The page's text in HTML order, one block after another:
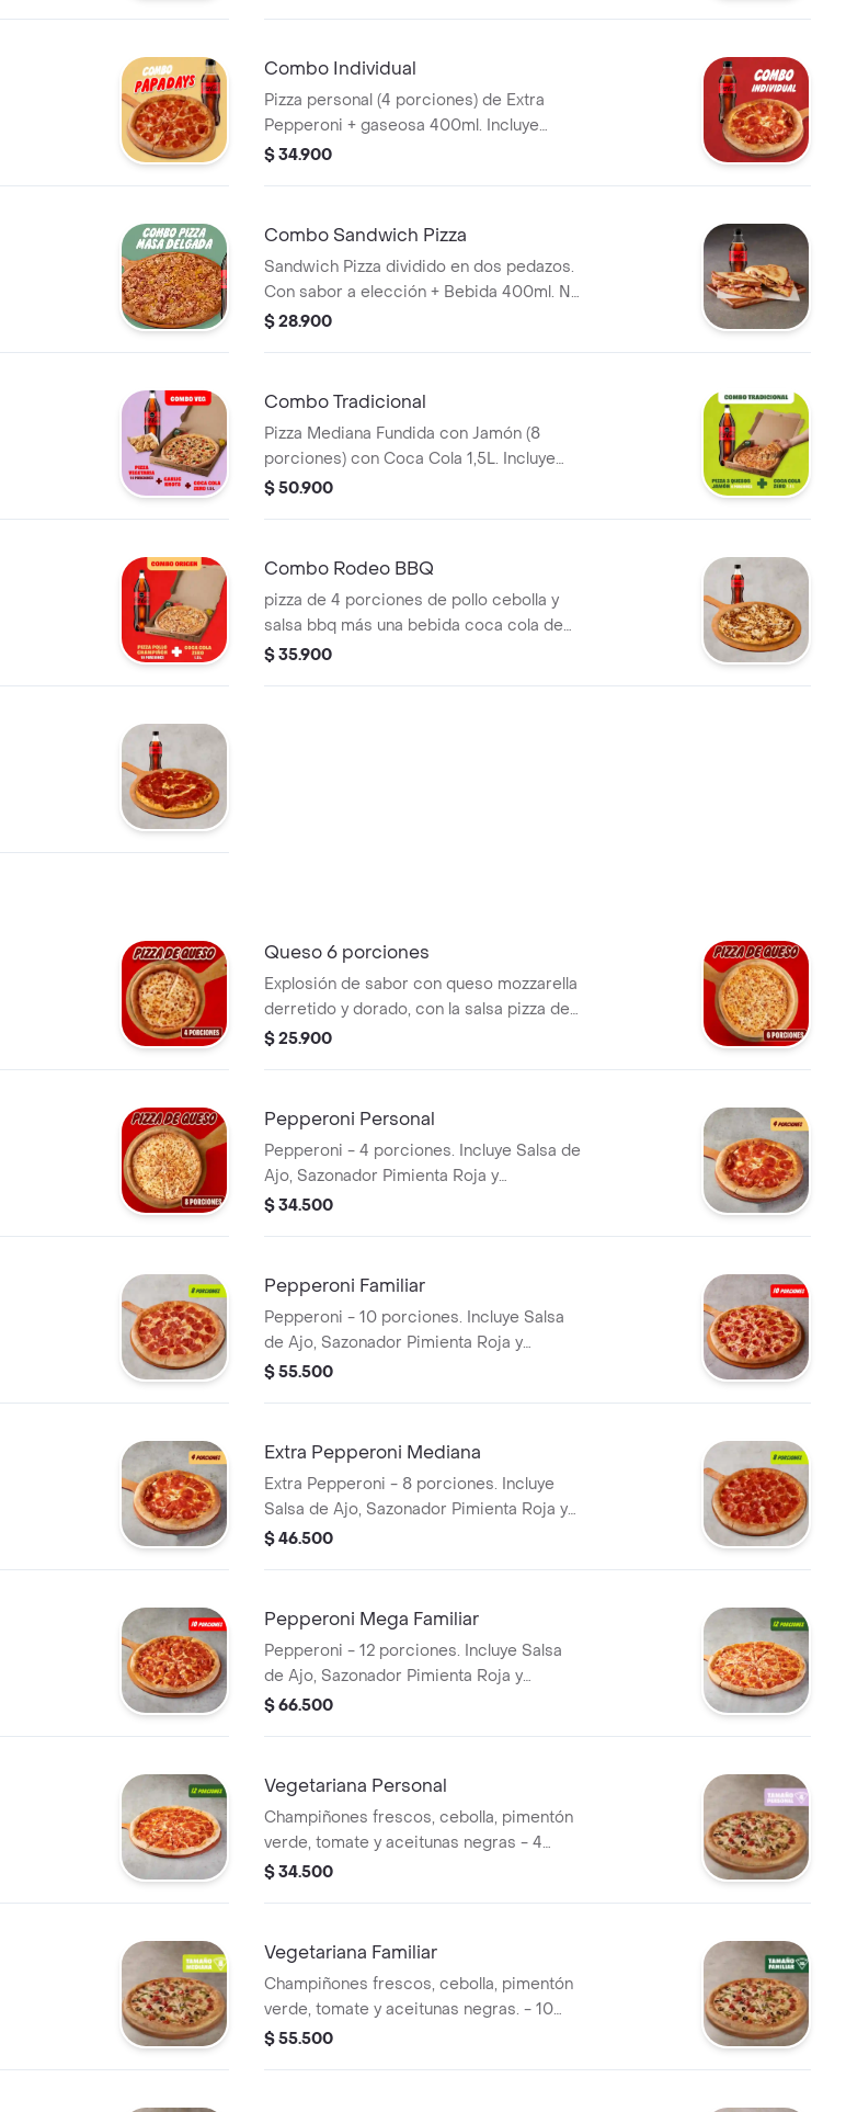
Combo Individual
Pizza personal (4 porciones) de Extra
Pepperoni + gaseosa 400ml. Incluye
Salsa de Ajo, Sazonador Pimienta Roja y
$ 34.900
Combo Sandwich Pizza
Sandwich Pizza dividido en dos pedazos.
Con sabor a elección + Bebida 400ml. No
incluye salsa de ajo, llevala por $2.900
$ 28.900
Combo Tradicional
Pizza Mediana Fundida con Jamón (8
porciones) con Coca Cola 1,5L. Incluye
Salsa de Ajo, Sazonador Pimienta Roja y
$ 50.900
Combo Rodeo BBQ
pizza de 4 porciones de pollo cebolla y
salsa bbq más una bebida coca cola de
400 ml, (No incluye coleccionable para
$ 35.900
Queso 6 porciones
Explosión de sabor con queso mozzarella
derretido y dorado, con la salsa pizza de
Papa Johns con su sabor inconfundible.
$ 25.900
Pepperoni Personal
Pepperoni - 4 porciones. Incluye Salsa de
Ajo, Sazonador Pimienta Roja y
Pepperoncini.
$ 34.500
Pepperoni Familiar
Pepperoni - 10 porciones. Incluye Salsa
de Ajo, Sazonador Pimienta Roja y
Pepperoncini.
$ 55.500
Extra Pepperoni Mediana
Extra Pepperoni - 8 porciones. Incluye
Salsa de Ajo, Sazonador Pimienta Roja y
Pepperoncini.
$ 46.500
Pepperoni Mega Familiar
Pepperoni - 12 porciones. Incluye Salsa
de Ajo, Sazonador Pimienta Roja y
Pepperoncini.
$ 66.500
Vegetariana Personal
Champiñones frescos, cebolla, pimentón
verde, tomate y aceitunas negras - 4
porciones. Incluye Salsa de Ajo,
$ 34.500
Vegetariana Familiar
Champiñones frescos, cebolla, pimentón
verde, tomate y aceitunas negras. - 10
porciones. Incluye Salsa de Ajo,
$ 55.500